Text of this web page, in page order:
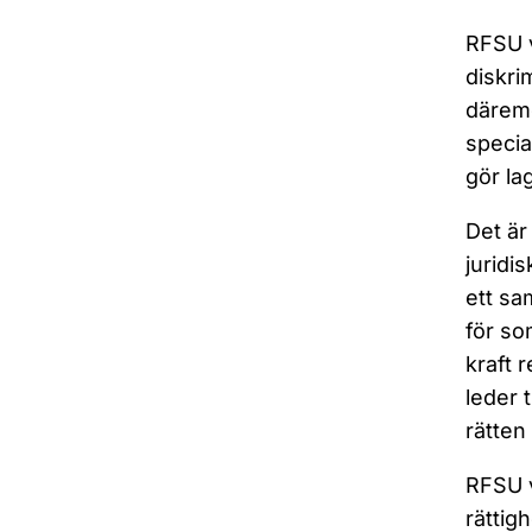
gör
Det
ett
för
kraft
leder
rätten